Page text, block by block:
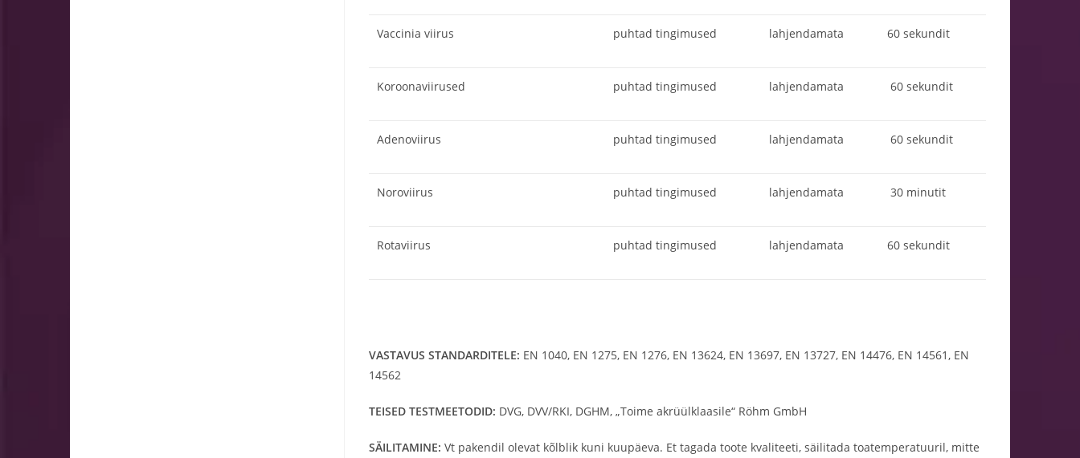
Vaccinia viirus puhtad tingimused lahjendamata 60 sekundit
Koroonaviirused puhtad tingimused lahjendamata 60 sekundit
Adenoviirus puhtad tingimused lahjendamata 60 sekundit
Noroviirus puhtad tingimused lahjendamata 30 minutit
Rotaviirus puhtad tingimused lahjendamata 60 sekundit
VASTAVUS STANDARDITELE: EN 1040, EN 1275, EN 1276, EN 13624, EN 13697, EN 13727, EN 14476, EN 14561, EN
14562
TEISED TESTMEETODID: DVG, DVV/RKI, DGHM, „Toime akrüülklaasile“ Röhm GmbH
SÄILITAMINE: Vt pakendil olevat kõlblik kuni kuupäeva. Et tagada toote kvaliteeti, säilitada toatemperatuuril, mitte